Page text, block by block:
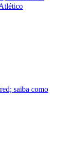
saiba como